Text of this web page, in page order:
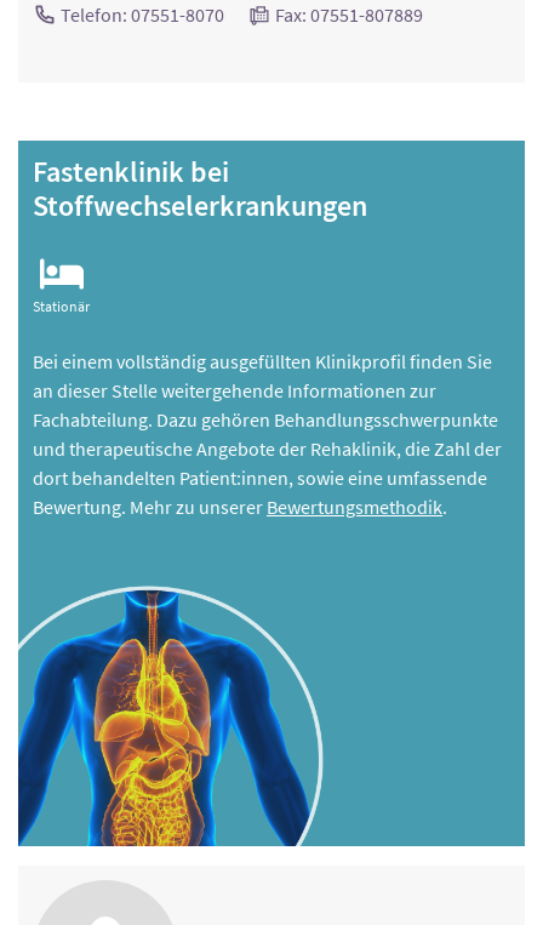
Telefon: 07551-8070 Fax: 07551-807889
Fastenklinik bei
Stoffwechselerkrankungen
Stationär
Bei einem vollständig ausgefüllten Klinikprofil finden Sie
an dieser Stelle weitergehende Informationen zur
Fachabteilung. Dazu gehören Behandlungsschwerpunkte
und therapeutische Angebote der Rehaklinik, die Zahl der
dort behandelten Patient:innen, sowie eine umfassende
Bewertung. Mehr zu unserer Bewertungsmethodik.